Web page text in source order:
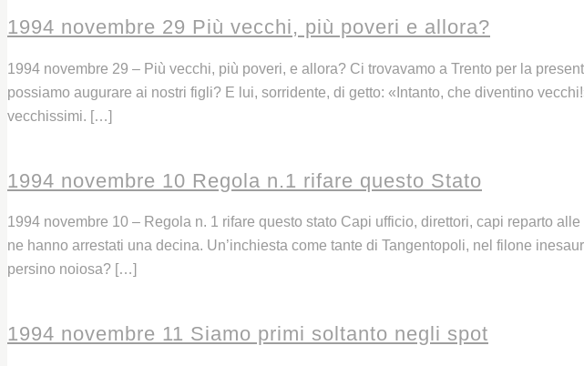
1994 novembre 29 Più vecchi, più poveri e allora?
1994 novembre 29 – Più vecchi, più poveri, e allora? Ci trovavamo a Trento per la
possiamo augurare ai nostri figli? E lui, sorridente, di getto: «Intanto, che diventino
vecchissimi. […]
1994 novembre 10 Regola n.1 rifare questo Stato
1994 novembre 10 – Regola n. 1 rifare questo stato Capi ufficio, direttori, capi reparto
ne hanno arrestati una decina. Un’inchiesta come tante di Tangentopoli, nel filone
persino noiosa? […]
1994 novembre 11 Siamo primi soltanto negli spot